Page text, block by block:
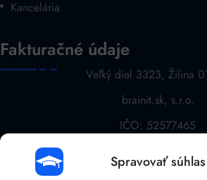
Spravovať súhlas
Kancelária
Fakturačné údaje
Veľký diel 3323, Žilina
brainit.sk, s.r.o.
IČO: 52577465